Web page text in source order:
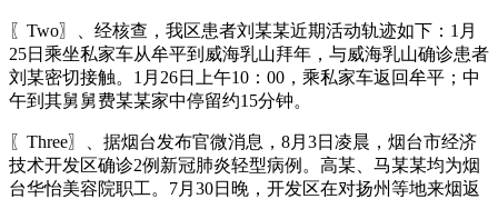
〖Two〗、经核查，我区患者刘某某近期活动轨迹如下：1月
25日乘坐私家车从牟平到威海乳山拜年，与威海乳山确诊患者
刘某密切接触。1月26日上午10：00，乘私家车返回牟平；中
午到其舅舅费某某家中停留约15分钟。
〖Three〗、据烟台发布官微消息，8月3日凌晨，烟台市经济
技术开发区确诊2例新冠肺炎轻型病例。高某、马某某均为烟
台华怡美容院职工。7月30日晚，开发区在对扬州等地来烟返